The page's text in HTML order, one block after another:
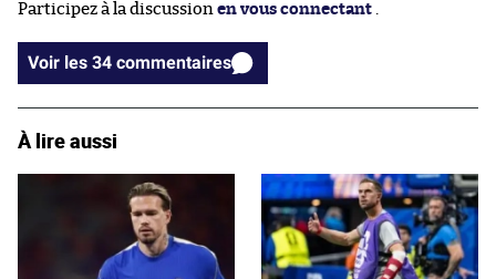
Participez à la discussion en vous connectant .
Voir les 34 commentaires
À lire aussi